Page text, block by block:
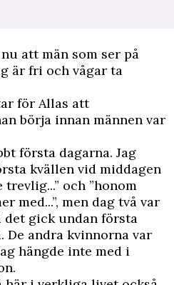
att män som ser på
är fri och vågar ta
för Allas att
börja innan männen var
första dagarna. Jag
kvällen vid middagen
och ”honom
med...”, men dag två var
det gick undan första
De andra kvinnorna var
hängde inte med i